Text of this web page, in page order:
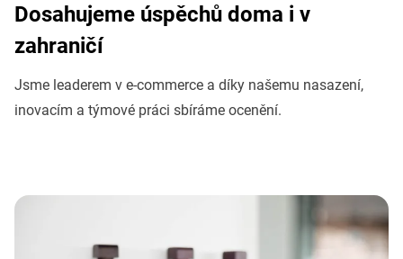
Dosahujeme úspěchů doma i v
zahraničí
Jsme leaderem v e-commerce a díky našemu nasazení,
inovacím a týmové práci sbíráme ocenění.